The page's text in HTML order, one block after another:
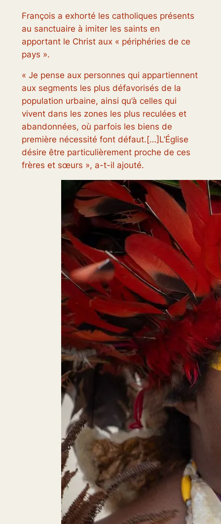
François a exhorté les catholiques présents
au sanctuaire à imiter les saints en
apportant le Christ aux « périphéries de ce
pays ».
« Je pense aux personnes qui appartiennent
aux segments les plus défavorisés de la
population urbaine, ainsi qu’à celles qui
vivent dans les zones les plus reculées et
abandonnées, où parfois les biens de
première nécessité font défaut.[…]L’Église
désire être particulièrement proche de ces
frères et sœurs », a-t-il ajouté.